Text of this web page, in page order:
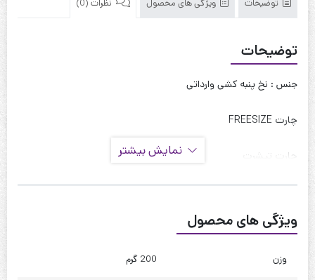
توضیحات ویژگی های محصول نظرات (0)
توضیحات
جنس : نخ پنبه کشی وارداتی
چارت FREESIZE
چارت تیشرت
حلقه آستین : 60 سانت
دور بازو : 45 سانت
نمایش بیشتر
ویژگی های محصول
وزن 200 گرم